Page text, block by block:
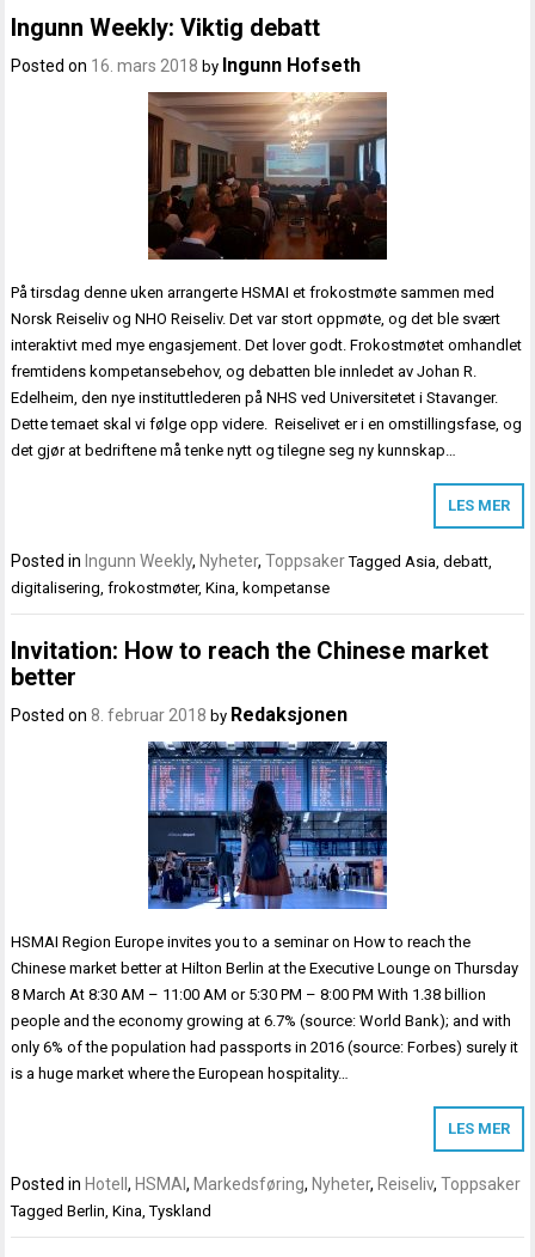
Ingunn Weekly: Viktig debatt
Posted on 16. mars 2018 by Ingunn Hofseth
På tirsdag denne uken arrangerte HSMAI et frokostmøte sammen med
Norsk Reiseliv og NHO Reiseliv. Det var stort oppmøte, og det ble svært
interaktivt med mye engasjement. Det lover godt. Frokostmøtet omhandlet
fremtidens kompetansebehov, og debatten ble innledet av Johan R.
Edelheim, den nye instituttlederen på NHS ved Universitetet i Stavanger.
Dette temaet skal vi følge opp videre. Reiselivet er i en omstillingsfase, og
det gjør at bedriftene må tenke nytt og tilegne seg ny kunnskap…
LES MER
Posted in Ingunn Weekly, Nyheter,Toppsaker Tagged Asia ,debatt
digitalisering ,frokostmøter,Kina kompetanse
Invitation: How to reach the Chinese market
better
Posted on 8. februar 2018 by Redaksjonen
HSMAI Region Europe invites you to a seminar on How to reach the
Chinese market better at Hilton Berlin at the Executive Lounge on Thursday
8 March At 8:30 AM – 11:00 AM or 5:30 PM – 8:00 PM With 1.38 billion
people and the economy growing at 6.7% (source: World Bank); and with
only 6% of the population had passports in 2016 (source: Forbes) surely it
is a huge market where the European hospitality…
LES MER
Posted in Hotell, HSMAI, Markedsføring, Nyheter, Reiseliv,Toppsaker
TaggedBerlin,Kina,Tyskland